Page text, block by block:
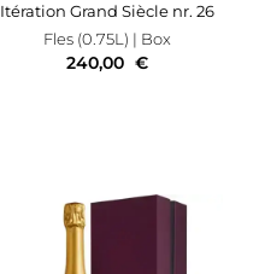
Itération Grand Siècle nr. 26
Fles (0.75L) | Box
240,00 €